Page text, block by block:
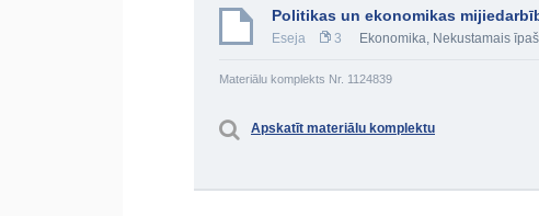
Politikas un ekonomikas
Eseja 3 Ekonomika, Nekustamais
Materiālu komplekts Nr. 1124839
Apskatīt materiālu komplektu